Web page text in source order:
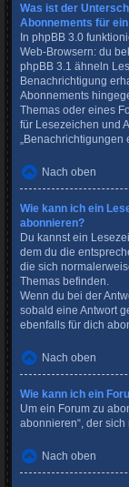
Was ist der
Abonnements für
In phpBB 3.0
Web-Browsern: du
phpBB 3.1 ähneln
Benachrichtigung
Abonnements
Themas oder eines
für Lesezeichen und
„Benachrichtigungen
Nach oben
Wie kann ich ein
abonnieren?
Du kannst ein
dem du die
die sich
Themas befinden.
Wenn du bei der
sobald eine Antwort
ebenfalls für dich
Nach oben
Wie kann ich ein
Um ein Forum zu
abonnieren“, der
Nach oben